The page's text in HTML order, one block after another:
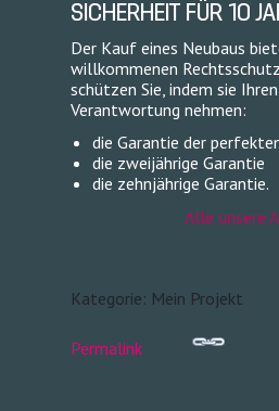
SICHERHEIT FÜR 10
Der Kauf eines Neubaus
willkommenen
schützen Sie, indem sie
Verantwortung nehmen:
die Garantie der
die zweijährige Garantie
die zehnjährige Garantie.
Alle unsere
Kategorie: Mein Projekt
Permalink